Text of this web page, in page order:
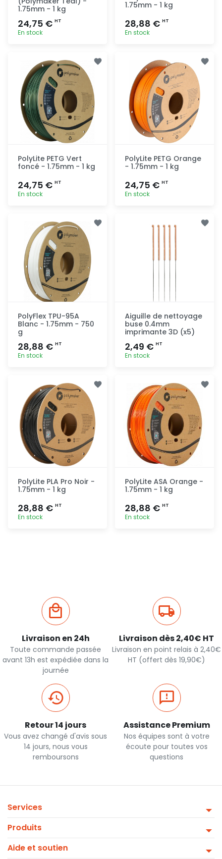
1.75mm - 1 kg
24,75 € HT
En stock
rapide
1.75mm - 1 kg
28,88 € HT
En stock
rapide
PolyLite PETG Vert
foncé - 1.75mm - 1 kg
24,75 € HT
En stock
rapide
PolyLite PETG Orange
- 1.75mm - 1 kg
24,75 € HT
En stock
rapide
PolyFlex TPU-95A
Blanc - 1.75mm - 750
g
28,88 € HT
En stock
rapide
Aiguille de nettoyage
buse 0.4mm
imprimante 3D (x5)
2,49 € HT
En stock
rapide
PolyLite PLA Pro Noir -
1.75mm - 1 kg
28,88 € HT
En stock
PolyLite ASA Orange -
1.75mm - 1 kg
28,88 € HT
En stock
Livraison en 24h
Toute commande passée
avant 13h est expédiée dans la
journée
Livraison dès 2,40€ HT
Livraison en point relais à 2,40€
HT (offert dès 19,90€)
Retour 14 jours
Vous avez changé d'avis sous
14 jours, nous vous
remboursons
Assistance Premium
Nos équipes sont à votre
écoute pour toutes vos
questions
Services
Produits
Aide et soutien